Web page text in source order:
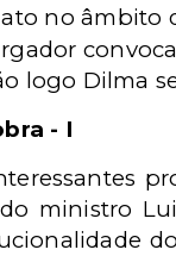
no âmbito
logo Dilma
- I
ministro